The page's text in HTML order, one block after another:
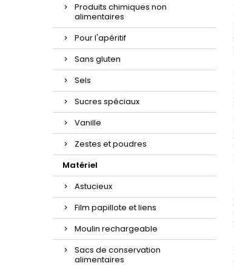
Produits chimiques non
alimentaires
Pour l'apéritif
Sans gluten
Sels
Sucres spéciaux
Vanille
Zestes et poudres
Matériel
Astucieux
Film papillote et liens
Moulin rechargeable
Sacs de conservation
alimentaires